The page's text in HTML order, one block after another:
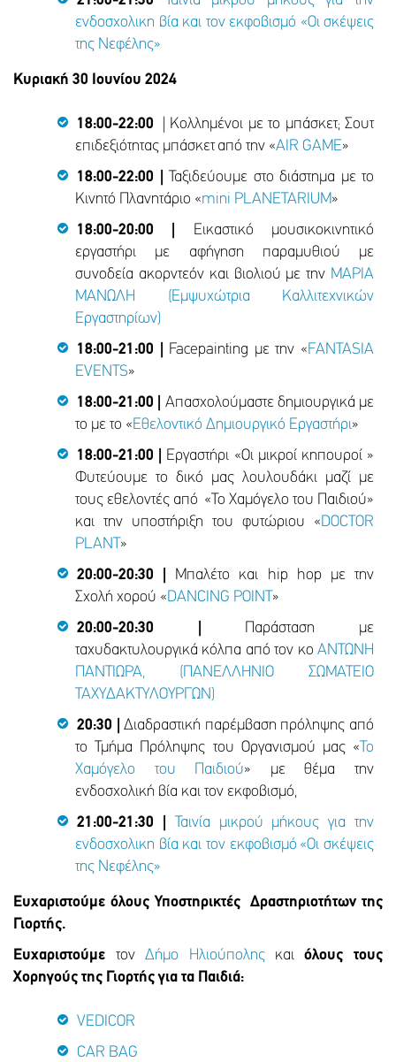
ενδοσχολικη βία και τον εκφοβισμό «Οι σκέψεις
της Νεφέλης»
Κυριακή 30 Ιουνίου 2024
18:00-22:00 | Κολλημένοι με το μπάσκετ; Σουτ
επιδεξιότητας μπάσκετ από την «ΑΙR GAME»
18:00-22:00 |
Ταξιδεύουμε στο διάστημα με το
Κινητό Πλανητάριο «mini PLANETARIUM»
18:00-20:00 | Εικαστικό μουσικοκινητικό
εργαστήρι με αφήγηση παραμυθιού με
συνοδεία ακορντεόν και βιολιού με την ΜΑΡΙΑ
ΜΑΝΩΛΗ (Εμψυχώτρια Καλλιτεχνικών
Εργαστηρίων)
18:00-21:00 | Facepainting με την «FANTASIA
EVENTS»
18:00-21:00 | Απασχολούμαστε δημιουργικά με
το με το «Εθελοντικό Δημιουργικό Εργαστήρι»
18:00-21:00 | Εργαστήρι «Οι μικροί κηπουροί »
Φυτεύουμε το δικό μας λουλουδάκι μαζί με
τους εθελοντές από «Το Χαμόγελο του Παιδιού»
και την υποστήριξη του φυτώριου «DOCTOR
PLANT »
20:00-20:30 | Μπαλέτο και hip hop με την
Σχολή χορού «DΑNCING POINT »
20:00-20:30 | Παράσταση με
ταχυδακτυλουργικά κόλπα από τον κο ΑΝΤΩΝΗ
ΠΑΝΤΙΩΡΑ, (ΠΑΝΕΛΛΗΝΙΟ ΣΩΜΑΤΕΙΟ
ΤΑΧΥΔΑΚΤΥΛΟΥΡΓΩΝ)
20:30 |Διαδραστική παρέμβαση πρόληψης από
το Τμήμα Πρόληψης του Οργανισμού μας « Το
Χαμόγελο του Παιδιού» με θέμα την
ενδοσχολική βία και τον εκφοβισμό,
21:00-21:30 |
Ταινία μικρού μήκους για την
ενδοσχολικη βία και τον εκφοβισμό «Οι σκέψεις
της Νεφέλης»
Ευχαριστούμε όλους Υποστηρικτές Δραστηριοτήτων της
Γιορτής.
Ευχαριστούμε τονΔήμο Ηλιούπολης καιόλους τους
Χορηγούς της Γιορτής για τα Παιδιά:
VEDICOR
CAR BAG